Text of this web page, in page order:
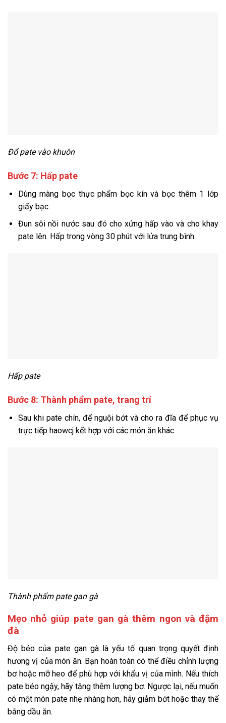
Đổ pate vào khuôn
Bước 7: Hấp pate
Dùng màng bọc thực phẩm bọc kín và bọc thêm 1 lớp
giấy bạc.
Đun sôi nồi nước sau đó cho xửng hấp vào và cho khay
pate lên. Hấp trong vòng 30 phút với lửa trung bình.
Hấp pate
Bước 8: Thành phẩm pate, trang trí
Saukhi pate chín, để nguội bớt và cho ra đĩa để phục vụ
trực tiếp haowcj kết hợp với các món ăn khác.
Thành phẩm pate gan gà
Mẹo nhỏ giúp pate gan gà thêm ngon và đậm
đà
Độ béo của pate gan gà là yếu tố quan trọng quyết định
hương vị của món ăn. Bạn hoàn toàn có thể điều chỉnh lượng
bơ hoặc mỡ heo để phù hợp với khẩu vị của mình. Nếu thích
pate béo ngậy, hãy tăng thêm lượng bơ. Ngược lại, nếu muốn
có một món pate nhẹ nhàng hơn, hãy giảm bớt hoặc thay thế
bằng dầu ăn.